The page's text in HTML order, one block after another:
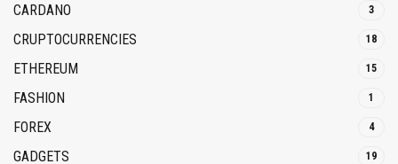
CARDANO 3
CRUPTOCURRENCIES 18
ETHEREUM 15
FASHION 1
FOREX 4
GADGETS 19